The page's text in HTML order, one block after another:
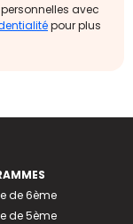
avec
pour plus
de 6ème
de 5ème